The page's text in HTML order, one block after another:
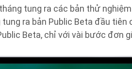
tung ra các bản thử
ra bản Public Beta đầu tiên
Beta, chỉ với vài bước đơn